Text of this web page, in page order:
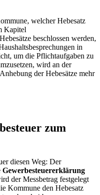
welcher Hebesatz
Kapitel
beschlossen werden,
in
um die Pflichtaufgaben zu
wird an der
der Hebesätze mehr
zum
diesen Weg: Der
Gewerbesteuererklärung
der Messbetrag festgelegt
Kommune den Hebesatz